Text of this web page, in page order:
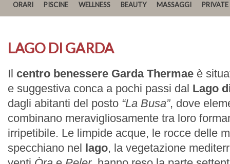
ORARI PISCINE WELLNESS BEAUTY MASSAGGI PRIVATE
LAGO DI GARDA
Il centro benessere Garda Thermae è
e suggestiva conca a pochi passi dal Lago
dagli abitanti del posto “La Busa”, dove
combinano meravigliosamente tra loro
irripetibile. Le limpide acque, le rocce delle
specchiano nel
lago, la vegetazione